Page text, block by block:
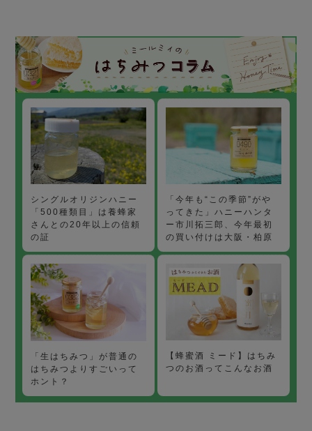
シングルオリジンハニー
「500種類目」は養蜂家
さんとの20年以上の信頼
の証
「今年も“この季節”がや
ってきた」ハニーハンタ
ー市川拓三郎、今年最初
の買い付けは大阪・柏原
「生はちみつ」が普通の
はちみつよりすごいって
ホント？
【蜂蜜酒 ミード】はちみ
つのお酒ってこんなお酒